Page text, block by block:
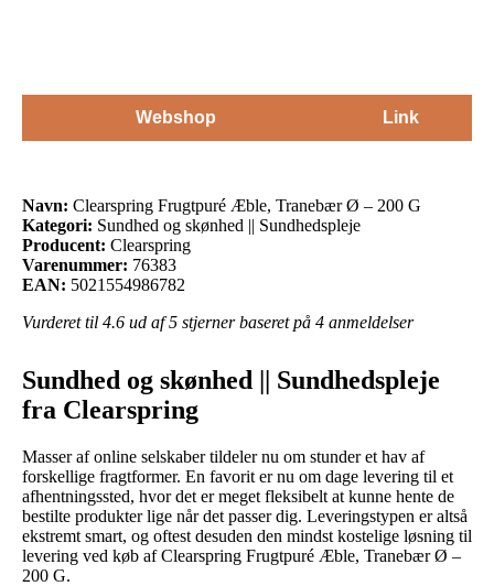
Webshop Link
Navn: Clearspring Frugtpuré Æble, Tranebær Ø – 200 G
Kategori: Sundhed og skønhed || Sundhedspleje
Producent: Clearspring
Varenummer: 76383
EAN: 5021554986782
Vurderet til 4.6 ud af 5 stjerner baseret på 4 anmeldelser
Sundhed og skønhed || Sundhedspleje
fra Clearspring
Masser af online selskaber tildeler nu om stunder et hav af
forskellige fragtformer. En favorit er nu om dage levering til et
afhentningssted, hvor det er meget fleksibelt at kunne hente de
bestilte produkter lige når det passer dig. Leveringstypen er altså
ekstremt smart, og oftest desuden den mindst kostelige løsning til
levering ved køb af Clearspring Frugtpuré Æble, Tranebær Ø –
200 G.